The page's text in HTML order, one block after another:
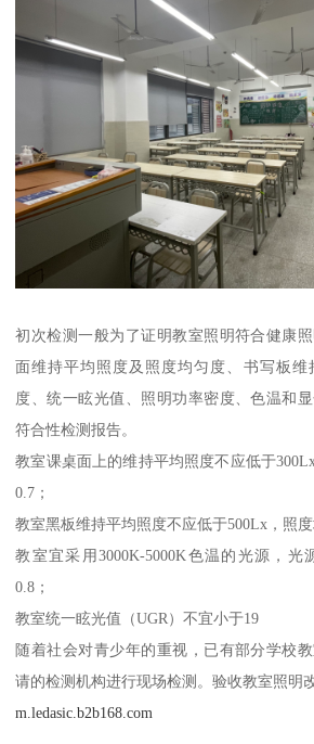
初次检测一般为了证明教室照明符合健康
面维持平均照度及照度均匀度、书写板维
度、统一眩光值、照明功率密度、色温和
符合性检测报告。
教室课桌面上的维持平均照度不应低于
0.7；
教室黑板维持平均照度不应低于500Lx，照
教室宜采用3000K-5000K色温的光源，
0.8；
教室统一眩光值（UGR）不宜小于19
随着社会对青少年的重视，已有部分学校
请的检测机构进行现场检测。验收教室照明
m.ledasic.b2b168.com